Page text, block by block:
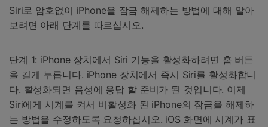
Siri로 암호없이 iPhone을 잠금 해제하는 방법에 대해 알아
보려면 아래 단계를 따르십시오.
단계 1: iPhone 장치에서 Siri 기능을 활성화하려면 홈 버튼
을 길게 누릅니다. iPhone 장치에서 즉시 Siri를 활성화합니
다. 활성화되면 음성에 응답 할 준비가 된 것입니다. 이제
Siri에게 시계를 켜서 비활성화 된 iPhone의 잠금을 해제하
는 방법을 수정하도록 요청하십시오. iOS 화면에 시계가 표